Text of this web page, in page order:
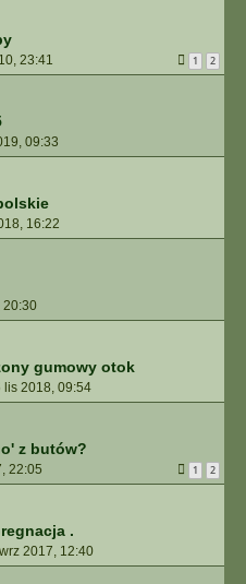
23:41 1 2
09:33
16:22
20:30
gumowy otok
lis 2018, 09:54
z butów?
22:05 1 2
.
2017, 12:40